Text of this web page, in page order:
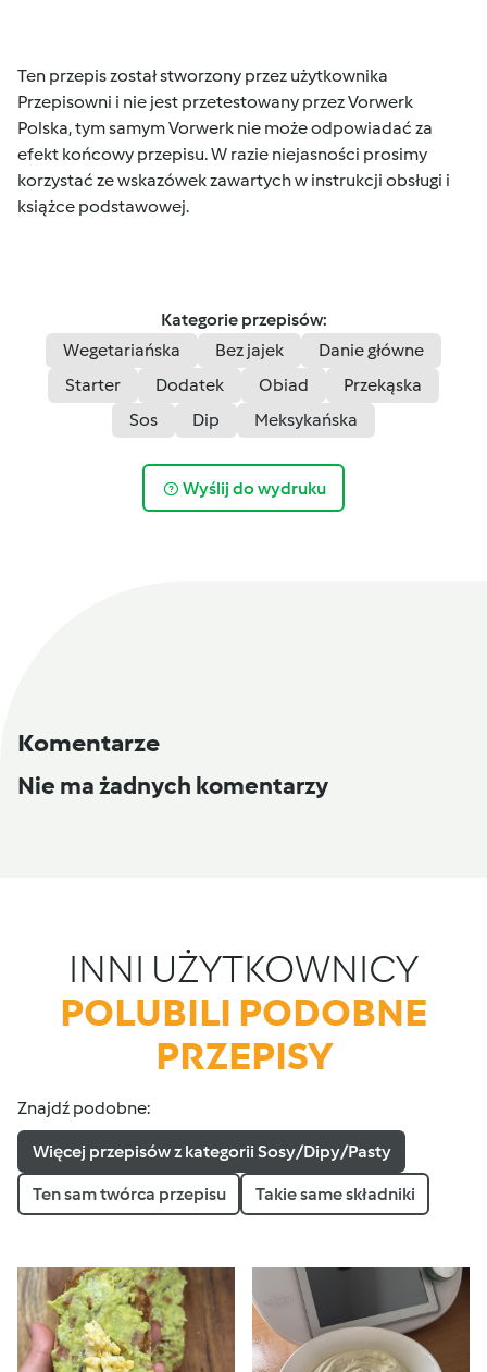
Ten przepis został stworzony przez użytkownika
Przepisowni i nie jest przetestowany przez Vorwerk
Polska, tym samym Vorwerk nie może odpowiadać za
efekt końcowy przepisu. W razie niejasności prosimy
korzystać ze wskazówek zawartych w instrukcji obsługi i
książce podstawowej.
Kategorie przepisów:
Wegetariańska
Bez jajek
Danie główne
Starter
Dodatek Obiad
Przekąska
Sos
Dip Meksykańska
Wyślij do wydruku
Komentarze
Nie ma żadnych komentarzy
INNI UŻYTKOWNICY
POLUBILI PODOBNE
PRZEPISY
Znajdź podobne:
Więcej przepisów z kategorii Sosy/Dipy/Pasty
Ten sam twórca przepisu Takie same składniki